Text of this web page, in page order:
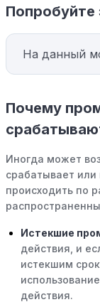
Попробуйте
На данный
Почему
Иногда может
срабатывает
происходить по
Истекшие
действия, и
истекшим
действия.